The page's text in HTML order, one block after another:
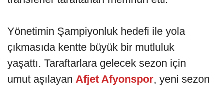
Yönetimin Şampiyonluk hedefi ile yola
çıkmasıda kentte büyük bir mutluluk
yaşattı. Taraftarlara gelecek sezon için
umut aşılayan Afjet Afyonspor, yeni sezon